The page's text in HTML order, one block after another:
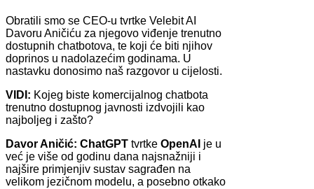
Obratili smo se CEO-u tvrtke Velebit AI
Davoru Aničiću za njegovo viđenje trenutno
dostupnih chatbotova, te koji će biti njihov
doprinos u nadolazećim godinama. U
nastavku donosimo naš razgovor u cijelosti.
VIDI: Kojeg biste komercijalnog chatbota
trenutno dostupnog javnosti izdvojili kao
najboljeg i zašto?
Davor Aničić: ChatGPT tvrtke OpenAI je u
već je više od godinu dana najsnažniji i
najšire primjenjiv sustav sagrađen na
velikom jezičnom modelu, a posebno otkako